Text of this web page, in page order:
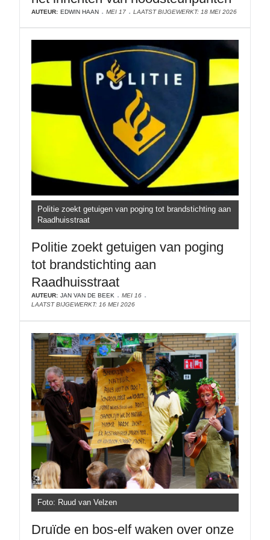
AUTEUR: EDWIN HAAN MEI 17 LAATST BIJGEWERKT: 18 MEI 2026
Politie zoekt getuigen van poging tot brandstichting aan
Raadhuisstraat
Politie zoekt getuigen van poging
tot brandstichting aan
Raadhuisstraat
AUTEUR: JAN VAN DE BEEK
MEI 16
LAATST BIJGEWERKT: 16 MEI 2026
Foto: Ruud van Velzen
Druïde en bos-elf waken over onze